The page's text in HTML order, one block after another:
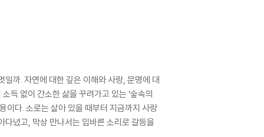
일까. 자연에 대한 깊은 이해와 사랑, 문명에 대
득 없이 간소한 삶을 꾸려가고 있는 ‘숲속의
이다. 소로는 살아 있을 때부터 지금까지 사랑
다녔고, 막상 만나서는 입바른 소리로 갈등을